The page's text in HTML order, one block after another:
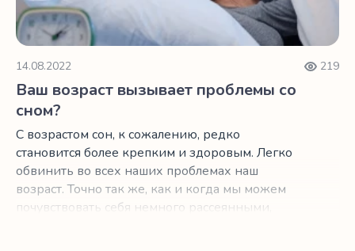
14.08.2022 219
Ваш возраст вызывает проблемы со
сном?
С возрастом сон, к сожалению, редко
становится более крепким и здоровым. Легко
обвинить во всех наших проблемах наш
возраст. Точно так же, как и когда мы можем
почувствовать себя немного рассеянными,